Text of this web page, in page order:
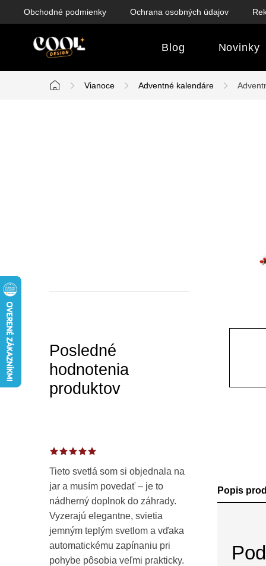
Obchodné podmienky Ochrana osobných údajov
Blog Novinky
Domov
Vianoce Adventné kalendáre
lPosledné
hodnotenia
produktov
Tieto svetlá som si objednala na
jar a musím povedať – je to
nádherný doplnok do záhrady.
Vyzerajú elegantne, svietia
jemným teplým svetlom a vďaka
automatickému zapínaniu pri
pohybe pôsobia veľmi prakticky.
Popis